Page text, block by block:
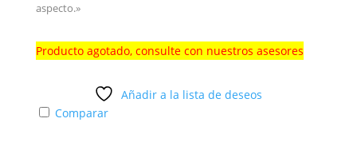
aspecto.»
Producto agotado, consulte con nuestros asesores
Añadir a la lista de deseos
Comparar